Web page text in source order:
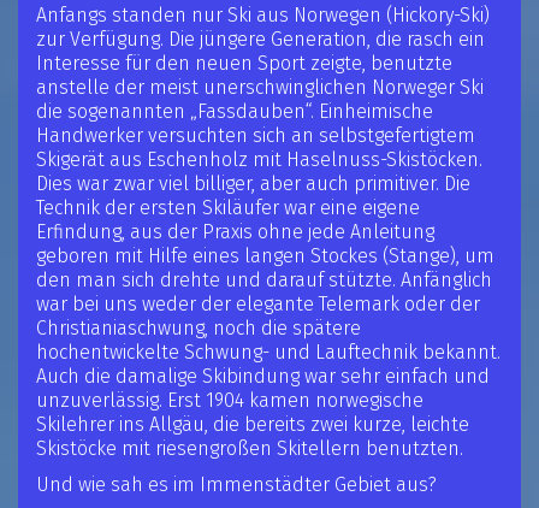
Anfangs standen nur Ski aus Norwegen (Hickory-Ski)
zur Verfügung. Die jüngere Generation, die rasch ein
Interesse für den neuen Sport zeigte, benutzte
anstelle der meist unerschwinglichen Norweger Ski
die sogenannten „Fassdauben“. Einheimische
Handwerker versuchten sich an selbstgefertigtem
Skigerät aus Eschenholz mit Haselnuss-Skistöcken.
Dies war zwar viel billiger, aber auch primitiver. Die
Technik der ersten Skiläufer war eine eigene
Erfindung, aus der Praxis ohne jede Anleitung
geboren mit Hilfe eines langen Stockes (Stange), um
den man sich drehte und darauf stützte. Anfänglich
war bei uns weder der elegante Telemark oder der
Christianiaschwung, noch die spätere
hochentwickelte Schwung- und Lauftechnik bekannt.
Auch die damalige Skibindung war sehr einfach und
unzuverlässig. Erst 1904 kamen norwegische
Skilehrer ins Allgäu, die bereits zwei kurze, leichte
Skistöcke mit riesengroßen Skitellern benutzten.
Und wie sah es im Immenstädter Gebiet aus?